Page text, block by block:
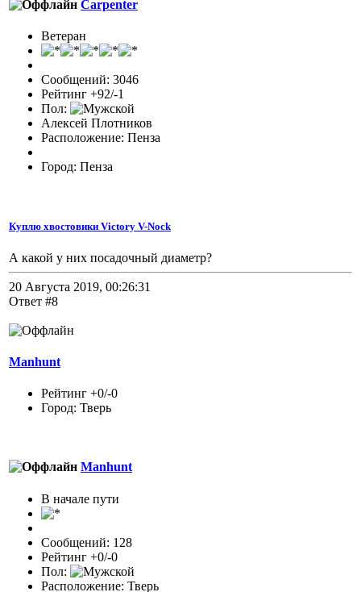
Carpenter
Ветеран
Сообщений: 3046
Рейтинг +92/-1
Пол:
Алексей Плотников
Расположение: Пенза
Город: Пенза
Куплю хвостовики Victory V-Nock
А какой у них посадочный диаметр?
20 Августа 2019, 00:26:31
Ответ #8
Manhunt
Рейтинг +0/-0
Город: Тверь
Manhunt
В начале пути
Сообщений: 128
Рейтинг +0/-0
Пол:
Расположение: Тверь